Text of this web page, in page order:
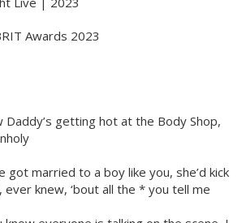
Awards 2023
Daddy’s getting hot at the Body Shop,
got married to a boy like you, she’d kick
knew, ‘bout all the * you tell me